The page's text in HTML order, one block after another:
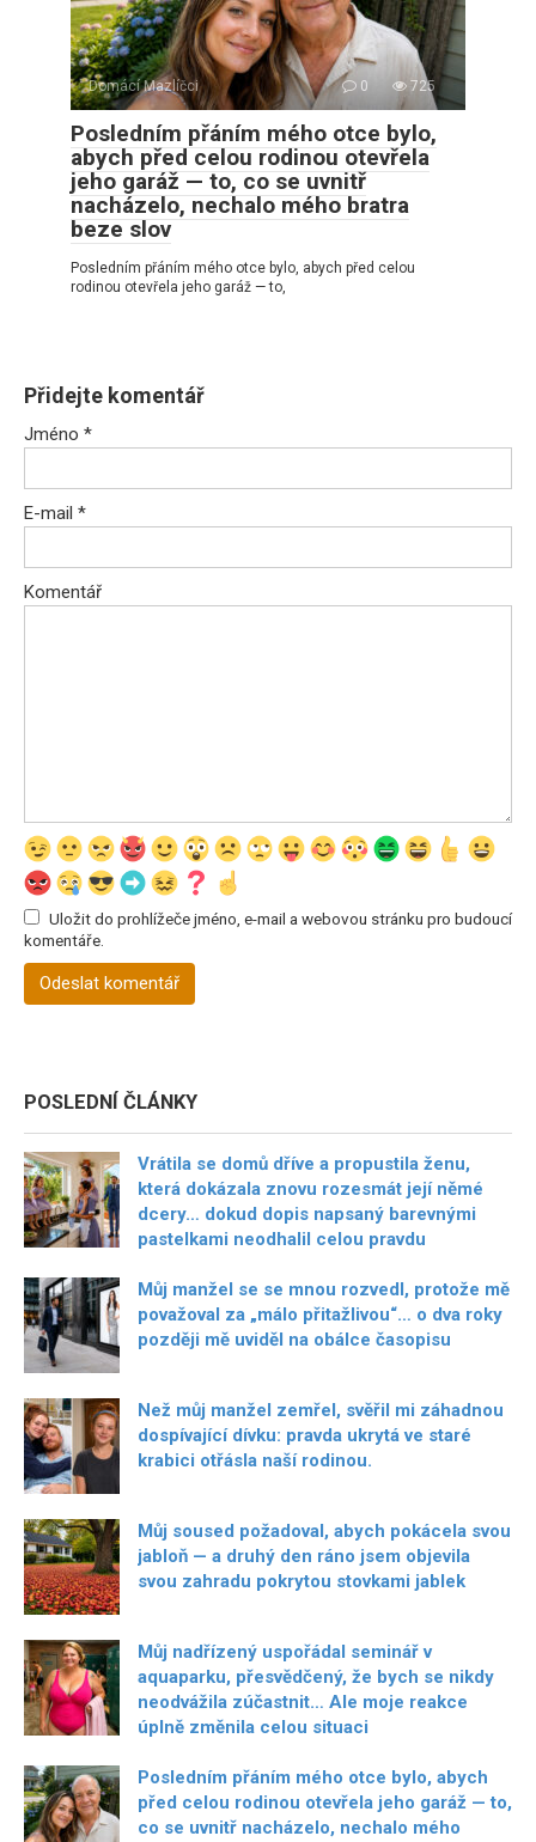
Domácí Mazlíčci 0 725
Posledním přáním mého otce bylo,
abych před celou rodinou otevřela
jeho garáž — to, co se uvnitř
nacházelo, nechalo mého bratra
beze slov
Posledním přáním mého otce bylo, abych před celou
rodinou otevřela jeho garáž — to,
Přidejte komentář
Jméno *
E-mail *
Komentář
Uložit do prohlížeče jméno, e-mail a webovou stránku pro budoucí
komentáře.
POSLEDNÍ ČLÁNKY
Vrátila se domů dříve a propustila ženu,
která dokázala znovu rozesmát její němé
dcery… dokud dopis napsaný barevnými
pastelkami neodhalil celou pravdu
Můj manžel se se mnou rozvedl, protože mě
považoval za „málo přitažlivou“… o dva roky
později mě uviděl na obálce časopisu
Než můj manžel zemřel, svěřil mi záhadnou
dospívající dívku: pravda ukrytá ve staré
krabici otřásla naší rodinou.
Můj soused požadoval, abych pokácela svou
jabloň — a druhý den ráno jsem objevila
svou zahradu pokrytou stovkami jablek
Můj nadřízený uspořádal seminář v
aquaparku, přesvědčený, že bych se nikdy
neodvážila zúčastnit… Ale moje reakce
úplně změnila celou situaci
Posledním přáním mého otce bylo, abych
před celou rodinou otevřela jeho garáž — to,
co se uvnitř nacházelo, nechalo mého